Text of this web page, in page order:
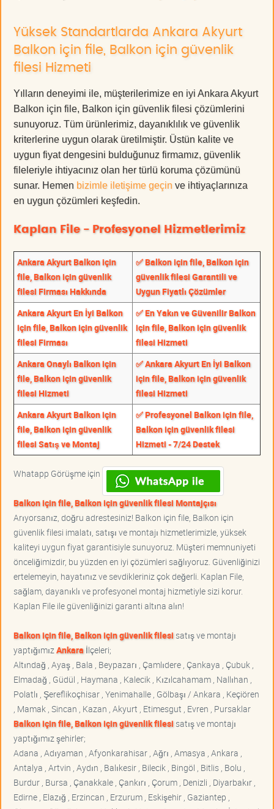
Yüksek Standartlarda Ankara Akyurt
Balkon için file, Balkon için güvenlik
filesi Hizmeti
Yılların deneyimi ile, müşterilerimize en iyi Ankara Akyurt
Balkon için file, Balkon için güvenlik filesi çözümlerini
sunuyoruz. Tüm ürünlerimiz, dayanıklılık ve güvenlik
kriterlerine uygun olarak üretilmiştir. Üstün kalite ve
uygun fiyat dengesini bulduğunuz firmamız, güvenlik
fileleriyle ihtiyacınız olan her türlü koruma çözümünü
sunar. Hemen bizimle iletişime geçin ve ihtiyaçlarınıza
en uygun çözümleri keşfedin.
Kaplan File - Profesyonel Hizmetlerimiz
Ankara Akyurt Balkon için
file, Balkon için güvenlik
filesi Firması Hakkında
✅ Balkon için file, Balkon için
güvenlik filesi Garantili ve
Uygun Fiyatlı Çözümler
Ankara Akyurt En İyi Balkon
için file, Balkon için güvenlik
filesi Firması
✅ En Yakın ve Güvenilir Balkon
için file, Balkon için güvenlik
filesi Hizmeti
Ankara Onaylı Balkon için
file, Balkon için güvenlik
filesi Hizmeti
✅ Ankara Akyurt En İyi Balkon
için file, Balkon için güvenlik
filesi Hizmeti
Ankara Akyurt Balkon için
file, Balkon için güvenlik
filesi Satış ve Montaj
✅ Profesyonel Balkon için file,
Balkon için güvenlik filesi
Hizmeti - 7/24 Destek
Whatapp Görüşme için
Balkon için file, Balkon için güvenlik filesi Montajçısı
Arıyorsanız, doğru adrestesiniz! Balkon için file, Balkon için
güvenlik filesi imalatı, satışı ve montajı hizmetlerimizle, yüksek
kaliteyi uygun fiyat garantisiyle sunuyoruz. Müşteri memnuniyeti
önceliğimizdir, bu yüzden en iyi çözümleri sağlıyoruz. Güvenliğinizi
ertelemeyin, hayatınız ve sevdikleriniz çok değerli. Kaplan File,
sağlam, dayanıklı ve profesyonel montaj hizmetiyle sizi korur.
Kaplan File ile güvenliğinizi garanti altına alın!
Balkon için file, Balkon için güvenlik filesisatış ve montajı
yaptığımız Ankara İlçeleri;
Altındağ , Ayaş , Bala , Beypazarı , Çamlıdere , Çankaya , Çubuk ,
Elmadağ , Güdül , Haymana , Kalecik , Kızılcahamam , Nallıhan ,
Polatlı , Şereflikoçhisar , Yenimahalle , Gölbaşı / Ankara , Keçiören
, Mamak , Sincan , Kazan , Akyurt , Etimesgut , Evren , Pursaklar
Balkon için file, Balkon için güvenlik filesisatış ve montajı
yaptığımız şehirler;
Adana , Adıyaman , Afyonkarahisar , Ağrı , Amasya , Ankara ,
Antalya , Artvin , Aydın , Balıkesir , Bilecik , Bingöl , Bitlis , Bolu ,
Burdur , Bursa , Çanakkale , Çankırı , Çorum , Denizli , Diyarbakır ,
Edirne , Elazığ , Erzincan , Erzurum , Eskişehir , Gaziantep ,